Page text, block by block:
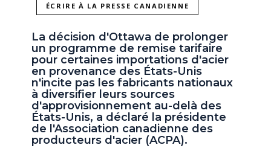
ÉCRIRE À LA PRESSE CANADIENNE
La décision d'Ottawa de prolonger
un programme de remise tarifaire
pour certaines importations d'acier
en provenance des États-Unis
n'incite pas les fabricants nationaux
à diversifier leurs sources
d'approvisionnement au-delà des
États-Unis, a déclaré la présidente
de l'Association canadienne des
producteurs d'acier (ACPA).